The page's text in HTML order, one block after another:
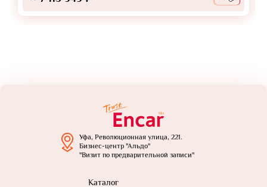
Уфа, Революционная улица, 221.
Бизнес-центр "Альдо"
"Визит по предварительной записи"
Каталог